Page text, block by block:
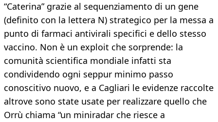
“Caterina” grazie al sequenziamento di un gene
(definito con la lettera N) strategico per la messa a
punto di farmaci antivirali specifici e dello stesso
vaccino. Non è un exploit che sorprende: la
comunità scientifica mondiale infatti sta
condividendo ogni seppur minimo passo
conoscitivo nuovo, e a Cagliari le evidenze raccolte
altrove sono state usate per realizzare quello che
Orrù chiama “un miniradar che riesce a